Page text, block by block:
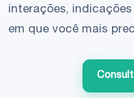
interações,
em que você mais